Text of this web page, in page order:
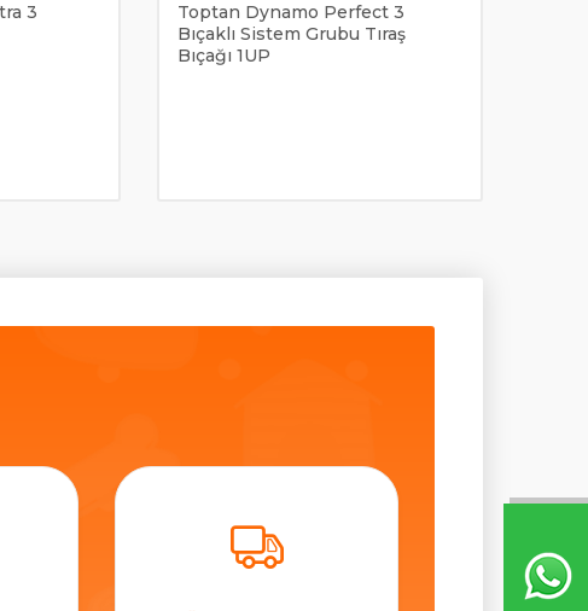
3
Toptan Dynamo Perfect 3
Bıçaklı Sistem Grubu Tıraş
Bıçağı 1UP